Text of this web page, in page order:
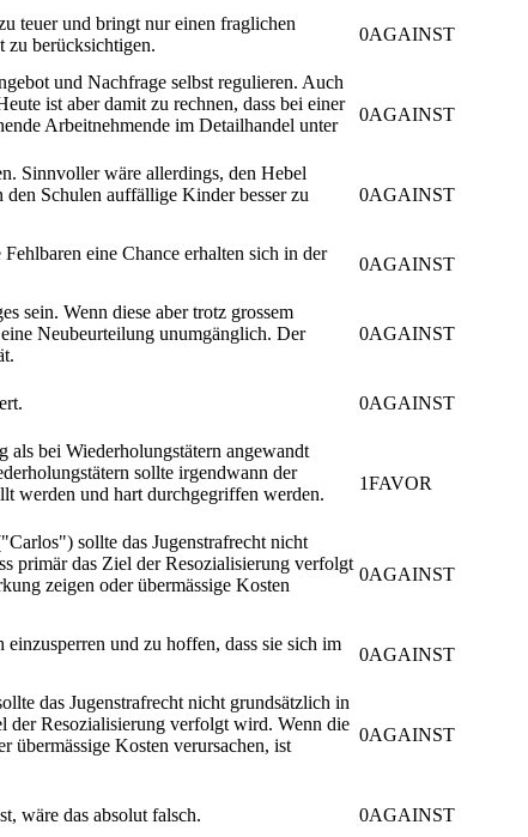
teuer und bringt nur einen fraglichen
zu berücksichtigen.
0AGAINST
und Nachfrage selbst regulieren. Auch
ist aber damit zu rechnen, dass bei einer
Arbeitnehmende im Detailhandel unter
0AGAINST
Sinnvoller wäre allerdings, den Hebel
Schulen auffällige Kinder besser zu
0AGAINST
eine Chance erhalten sich in der
0AGAINST
sein. Wenn diese aber trotz grossem
Neubeurteilung unumgänglich. Der
0AGAINST
0AGAINST
bei Wiederholungstätern angewandt
sollte irgendwann der
werden und hart durchgegriffen werden.
1FAVOR
sollte das Jugenstrafrecht nicht
primär das Ziel der Resozialisierung verfolgt
zeigen oder übermässige Kosten
0AGAINST
und zu hoffen, dass sie sich im
0AGAINST
das Jugenstrafrecht nicht grundsätzlich in
der Resozialisierung verfolgt wird. Wenn die
übermässige Kosten verursachen, ist
0AGAINST
wäre das absolut falsch. 0AGAINST